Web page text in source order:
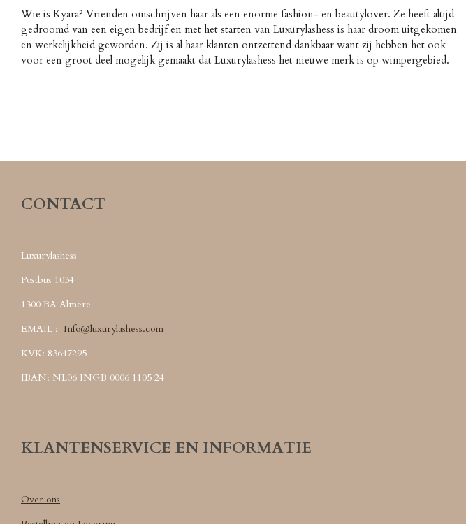
Wie is Kyara? Vrienden omschrijven haar als een enorme fashion- en beautylover. Ze heeft altijd
gedroomd van een eigen bedrijf en met het starten van Luxurylashess is haar droom uitgekomen
en werkelijkheid geworden. Zij is al haar klanten ontzettend dankbaar want zij hebben het ook
voor een groot deel mogelijk gemaakt dat Luxurylashess het nieuwe merk is op wimpergebied.
CONTACT
Luxurylashess
Postbus 1034
1300 BA Almere
EMAIL : Info@luxurylashess.com
KVK: 83647295
IBAN: NL06 INGB 0006 1105 24
KLANTENSERVICE EN INFORMATIE
Over ons